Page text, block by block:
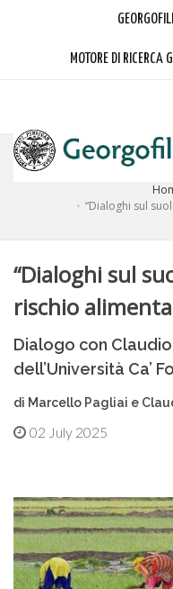
MOTORE DI RICERCA
a cura dell'Accademia dei
“Dialoghi sul
“Dialoghi sul
rischio
Dialogo con
dell’Università Ca’
di Marcello Pagliai e
02 July 2025